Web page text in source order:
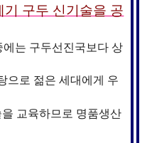
기 구두 신기술을 공
에는 구두선진국보다 상
으로 젊은 세대에게 우
교육하므로 명품생산